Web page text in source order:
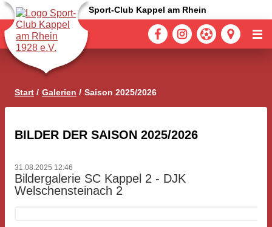
Sport-Club Kappel am Rhein
Start Galerien Saison 2025/2026
BILDER DER SAISON 2025/2026
31.08.2025 12:46
Bildergalerie SC Kappel 2 - DJK
Welschensteinach 2